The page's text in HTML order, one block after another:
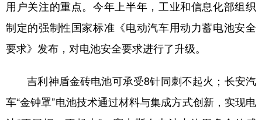
用户关注的重点。今年上半年，工业和信息化部组织
制定的强制性国家标准《电动汽车用动力蓄电池安全
要求》发布，对电池安全要求进行了升级。
吉利神盾金砖电池可承受8针同刺不起火；长安汽
车“金钟罩”电池技术通过材料与集成方式创新，实现电